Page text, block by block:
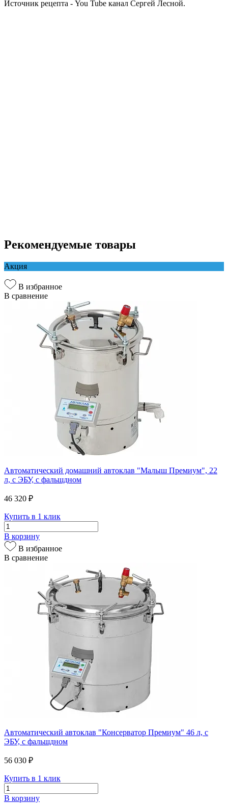
Источник рецепта - You Tube канал Сергей Лесной.
Рекомендуемые товары
Акция
В избранное
В сравнение
Автоматический домашний автоклав "Малыш Премиум", 22
л, с ЭБУ, с фальшдном
46 320 ₽
Купить в 1 клик
В корзину
В избранное
В сравнение
Автоматический автоклав "Консерватор Премиум" 46 л, с
ЭБУ, с фальшдном
56 030 ₽
Купить в 1 клик
В корзину